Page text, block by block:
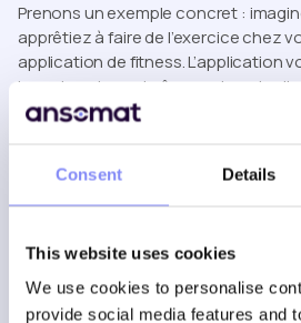
Consent Details
This website uses cookies
We use cookies to personalise
provide social media features and
Prenons un exemple concret :
apprêtiez à faire de l’exercice chez
application de fitness. L’application
long de votre entraînement, mais elle
en cas de mauvaise posture et ne
nécessairement d’alerte pour vous
capacité de vérifier la justesse de
des technologies de suivi existent
elles s’appelle la « vision industrielle ».
Qu’est-ce que c’est ?